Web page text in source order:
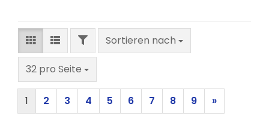
FILTERSortieren nach
Sortieren nach
32 pro Seite
pro Seite
1 2 3 4 5 6 7 8 9 »